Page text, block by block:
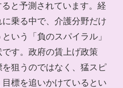
と予測されています。経
乗る中で、介護分野だけ
いう「負のスパイラル」
す。政府の賃上げ政策
狙うのではなく、猛スピ
標を追いかけているとい